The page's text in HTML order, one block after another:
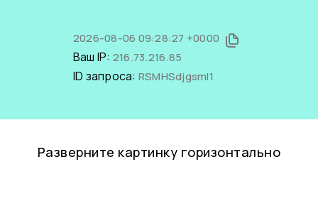
2026-08-06 09:28:27 +0000
Ваш IP: 216.73.216.85
ID запроса: RSMHSdjgsmI1
Разверните картинку горизонтально